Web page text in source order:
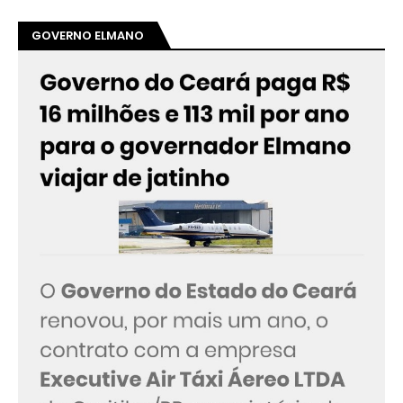
GOVERNO ELMANO